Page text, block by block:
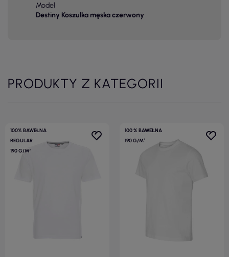
Model
Destiny Koszulka męska czerwony
PRODUKTY Z KATEGORII
100% BAWEŁNA
REGULAR
190 G/M²
100 % BAWEŁNA
190 G/M²